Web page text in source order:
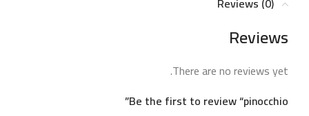
Reviews
There are no reviews yet.
Be the first to review “pinocchio”